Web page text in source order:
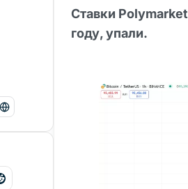
Ставки
году, упали.